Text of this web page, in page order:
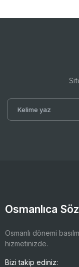
Osmanlıca
Osmanlı dönemi
hizmetinizde.
Bizi takip ediniz: